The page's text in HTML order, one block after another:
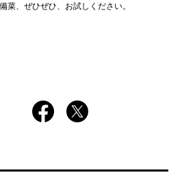
菜、ぜひぜひ、お試しください。